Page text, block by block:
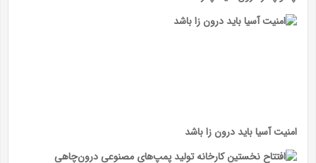
امنیت آسیا باید درون زا باشد